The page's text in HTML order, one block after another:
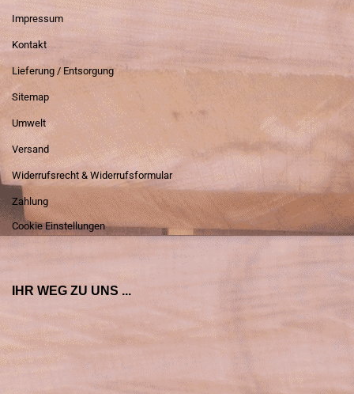
Impressum
Kontakt
Lieferung / Entsorgung
Sitemap
Umwelt
Versand
Widerrufsrecht & Widerrufsformular
Zahlung
Cookie Einstellungen
IHR WEG ZU UNS ...